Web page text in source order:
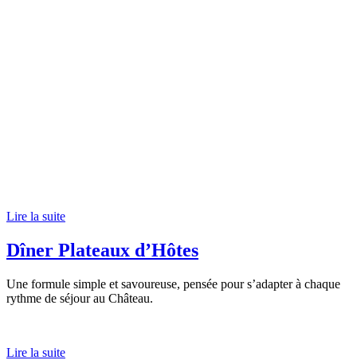
Lire la suite
Dîner Plateaux d’Hôtes
Une formule simple et savoureuse, pensée pour s’adapter à chaque
rythme de séjour au Château.
Lire la suite